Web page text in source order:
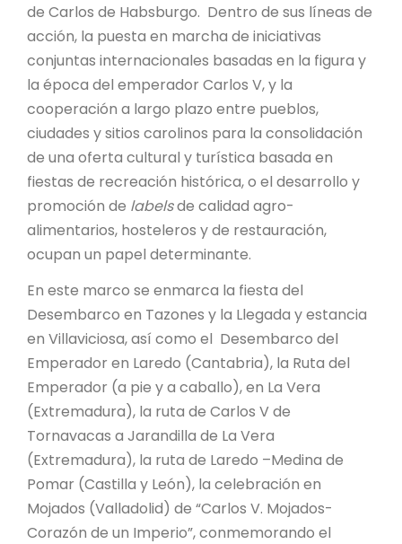
de Carlos de Habsburgo. Dentro de sus líneas de
acción, la puesta en marcha de iniciativas
conjuntas internacionales basadas en la figura y
la época del emperador Carlos V, y la
cooperación a largo plazo entre pueblos,
ciudades y sitios carolinos para la consolidación
de una oferta cultural y turística basada en
fiestas de recreación histórica, o el desarrollo y
promoción de labelsde calidad agro-
alimentarios, hosteleros y de restauración,
ocupan un papel determinante.
En este marco se enmarca la fiesta del
Desembarco en Tazones y la Llegada y estancia
en Villaviciosa, así como el Desembarco del
Emperador en Laredo (Cantabria), la Ruta del
Emperador (a pie y a caballo), en La Vera
(Extremadura), la ruta de Carlos V de
Tornavacas a Jarandilla de La Vera
(Extremadura), la ruta de Laredo –Medina de
Pomar (Castilla y León), la celebración en
Mojados (Valladolid) de “Carlos V. Mojados-
Corazón de un Imperio”, conmemorando el